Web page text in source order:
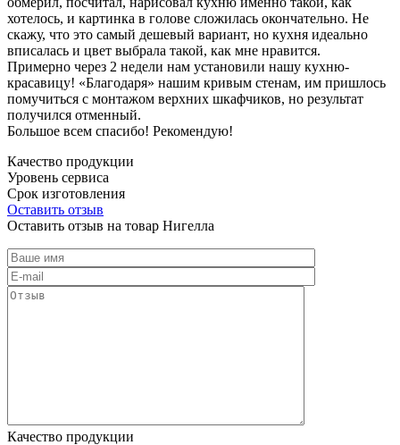
хотелось, и картинка в голове сложилась окончательно. Не
скажу, что это самый дешевый вариант, но кухня идеально
вписалась и цвет выбрала такой, как мне нравится.
Примерно через 2 недели нам установили нашу кухню-
красавицу! «Благодаря» нашим кривым стенам, им пришлось
помучиться с монтажом верхних шкафчиков, но результат
получился отменный.
Большое всем спасибо! Рекомендую!
Качество продукции
Уровень сервиса
Срок изготовления
Оставить отзыв
Оставить отзыв на товар Нигелла
Качество продукции